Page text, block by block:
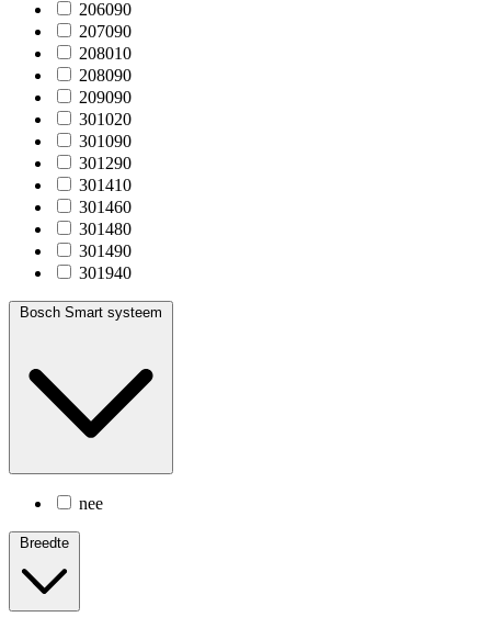
206090
207090
208010
208090
209090
301020
301090
301290
301410
301460
301480
301490
301940
Bosch Smart systeem
nee
Breedte